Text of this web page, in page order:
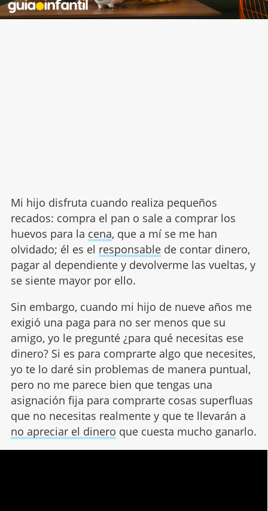
Mi hijo disfruta cuando realiza pequeños
recados: compra el pan o sale a comprar los
huevos para la cena, que a mí se me han
olvidado; él es el responsablede contar dinero,
pagar al dependiente y devolverme las vueltas, y
se siente mayor por ello.
Sin embargo, cuando mi hijo de nueve años me
exigió una paga para no ser menos que su
amigo, yo le pregunté ¿para qué necesitas ese
dinero? Si es para comprarte algo que necesites,
yo te lo daré sin problemas de manera puntual,
pero no me parece bien que tengas una
asignación fija para comprarte cosas superfluas
que no necesitas realmente y que te llevarán a
no apreciar el dinero que cuesta mucho ganarlo.